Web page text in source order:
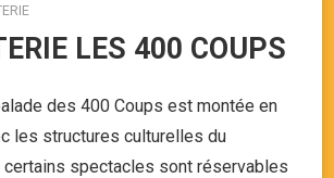
LES 400 COUPS
des 400 Coups est montée en
les structures culturelles du
spectacles sont réservables